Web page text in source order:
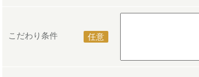
こだわり条件 任意